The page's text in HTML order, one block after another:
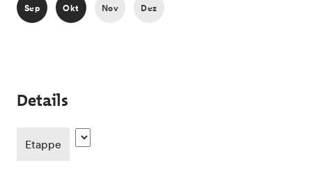
Sep Okt Nov Dez
Details
Etappe